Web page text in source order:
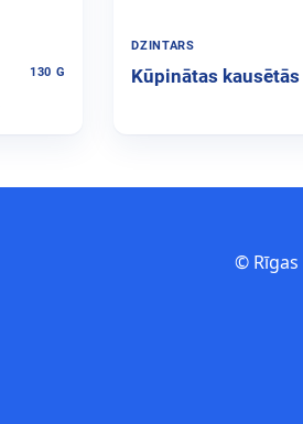
130 G
DZINTARS
Kūpinātas
©